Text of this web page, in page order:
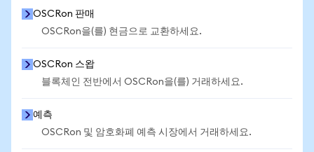
OSCRon 판매
OSCRon을(를) 현금으로 교환하세요.
OSCRon 스왑
블록체인 전반에서 OSCRon을(를) 거래하세요.
예측
OSCRon 및 암호화폐 예측 시장에서 거래하세요.